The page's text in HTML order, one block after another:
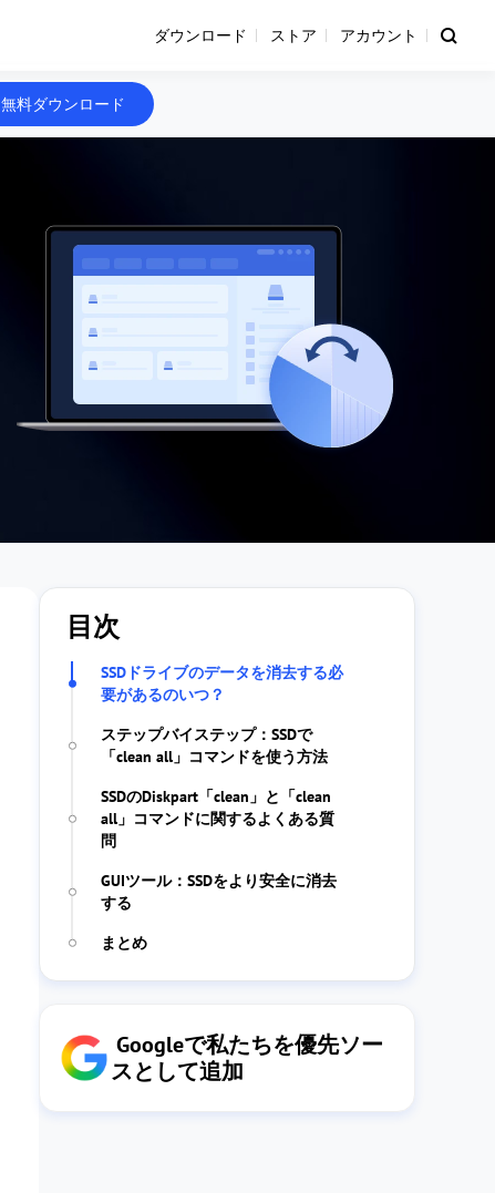
ダウンロード ストア アカウント
無料ダウンロード
目次
SSDドライブのデータを消去する必
要があるのいつ？
ステップバイステップ：SSDで
「clean all」コマンドを使う方法
SSDのDiskpart「clean」と「clean
all」コマンドに関するよくある質
問
GUIツール：SSDをより安全に消去
する
まとめ
Googleで私たちを優先ソー
スとして追加